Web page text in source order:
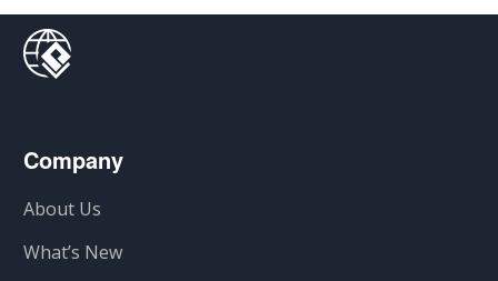
Company
About Us
What’s New